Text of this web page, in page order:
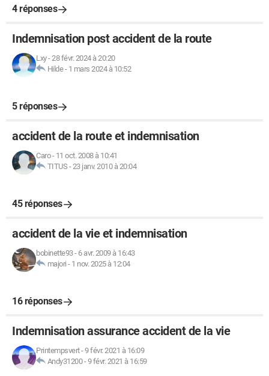
4 réponses
Indemnisation post accident de la route
Lxy-28 févr. 2024 à 20:20
Hilde- 1 mars 2024 à 10:52
5 réponses
accident de la route et indemnisation
Caro- 11 oct. 2008 à 10:41
TITUS -23 janv. 2010 à 20:04
45 réponses
accident de la vie et indemnisation
bobinette93- 6 avr. 2009 à 16:43
majori - 1 nov. 2025 à 12:04
16 réponses
Indemnisation assurance accident de la vie
Printempsvert-9 févr. 2021 à 16:09
Andy31200-9 févr. 2021 à 16:59